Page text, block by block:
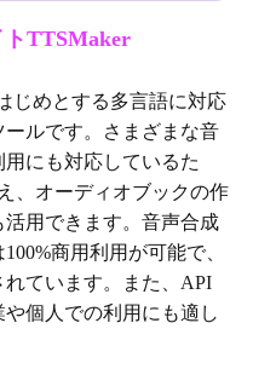
トTTSMaker
じめとする多言語に対応
ルです。さまざまな音
にも対応しているた
、オーディオブックの作
用できます。音声合成
商用利用が可能で、
ています。また、API
個人での利用にも適し